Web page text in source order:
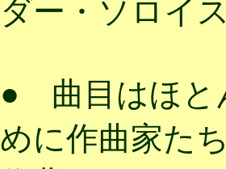
ダー・ソロイ
● 曲目はほと
めに作曲家た